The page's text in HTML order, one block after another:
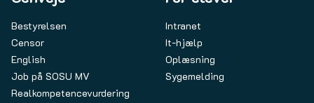
Bestyrelsen
Censor
English
Job på SOSU MV
Realkompetencevurdering
Intranet
It-hjælp
Oplæsning
Sygemelding